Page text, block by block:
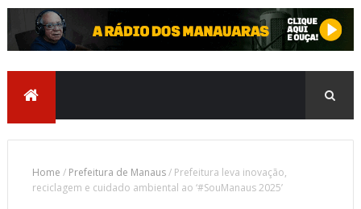
Home / Prefeitura de Manaus/ Prefeitura leva inovação,
reciclagem e cuidado ambiental ao ‘#SouManaus 2025’